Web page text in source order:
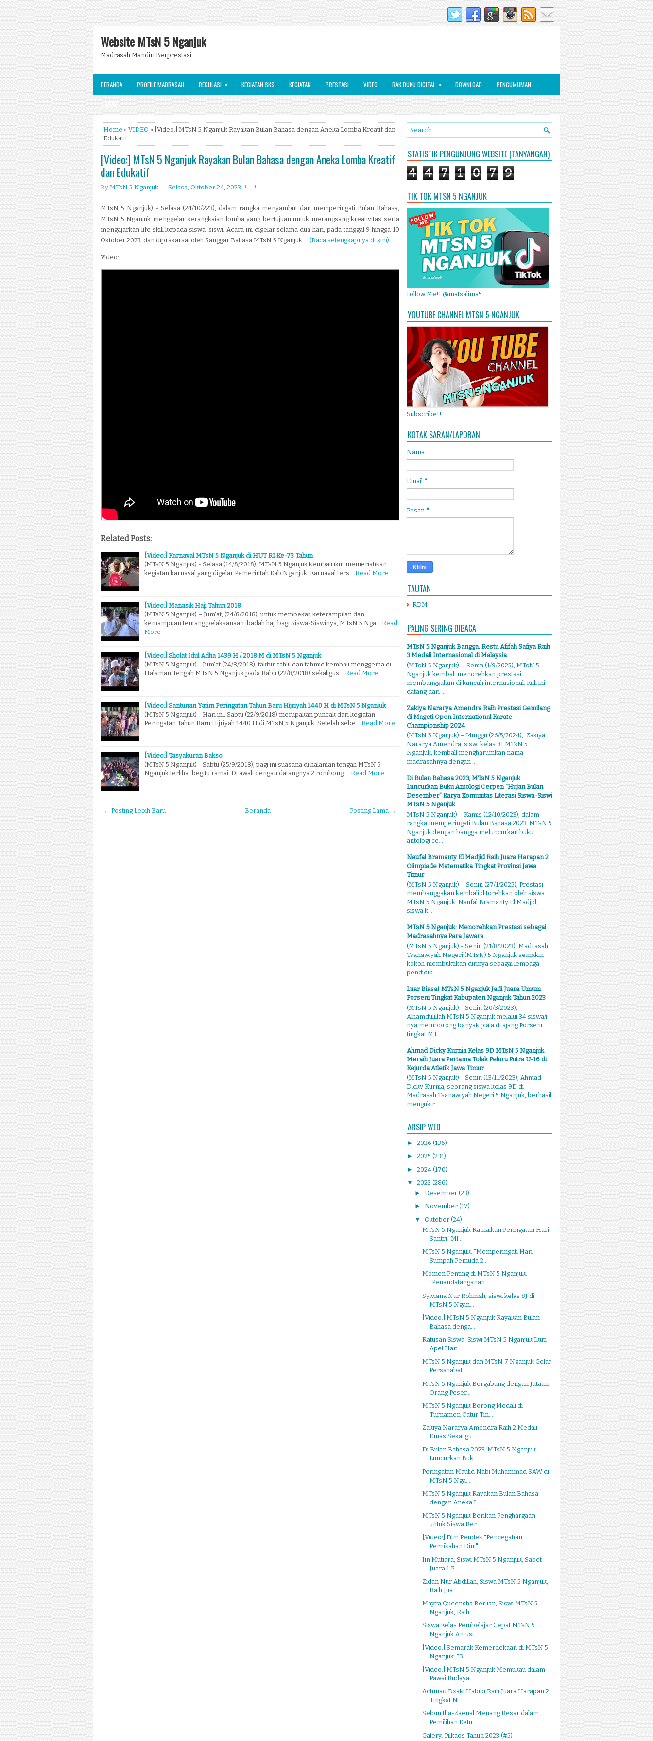
Website MTsN 5 Nganjuk
Madrasah Mandiri Berprestasi
BERANDA PROFILE MADRASAH REGULASI » KEGIATAN SKS KEGIATAN PRESTASI VIDEO RAK BUKU DIGITAL » DOWNLOAD PENGUMUMAN
ALUMNI
Home » VIDEO » [Video:] MTsN 5 Nganjuk Rayakan Bulan Bahasa dengan Aneka Lomba Kreatif dan
Edukatif
[Video:] MTsN 5 Nganjuk Rayakan Bulan Bahasa dengan Aneka Lomba Kreatif
dan Edukatif
By MTsN 5 Nganjuk Selasa, Oktober 24, 2023
MTsN 5 Nganjuk) - Selasa (24/10/223), dalam rangka menyambut dan memperingati Bulan Bahasa,
MTsN 5 Nganjuk menggelar serangkaian lomba yang bertujuan untuk merangsang kreativitas serta
mengajarkan life skill kepada siswa-siswi. Acara ini digelar selama dua hari, pada tanggal 9 hingga 10
Oktober 2023, dan diprakarsai oleh Sanggar Bahasa MTsN 5 Nganjuk.... (Baca selengkapnya di sini)
Video:
Related Posts:
[Video:] Karnaval MTsN 5 Nganjuk di HUT RI Ke-73 Tahun
(MTsN 5 Nganjuk) - Selasa (14/8/2018), MTsN 5 Nganjuk kembali ikut memeriahkan
kegiatan karnaval yang digelar Pemerintah Kab.Nganjuk. Karnaval ters…
Read More
[Video:] Manasik Haji Tahun 2018
(MTsN 5 Nganjuk) – Jum'at, (24/8/2018), untuk membekali keterampilan dan
kemampuan tentang pelaksanaan ibadah haji bagi Siswa-Siswinya, MTsN 5 Nga…
Read
More
[Video:] Sholat Idul Adha 1439 H / 2018 M di MTsN 5 Nganjuk
(MTsN 5 Nganjuk) - Jum'at (24/8/2018), takbir, tahlil dan tahmid kembali menggema di
Halaman Tengah MTsN 5 Nganjuk pada Rabu (22/8/2018) sekaligus…
Read More
[Video:] Santunan Yatim Peringatan Tahun Baru Hijriyah 1440 H di MTsN 5 Nganjuk
(MTsN 5 Nganjuk) - Hari ini, Sabtu (22/9/2018) merupakan puncak dari kegiatan
Peringatan Tahun Baru Hijriyah 1440 H di MTsN 5 Nganjuk. Setelah sebe…
Read More
[Video:] Tasyakuran Bakso
(MTsN 5 Nganjuk) - Sabtu (25/9/2018), pagi ini suasana di halaman tengah MTsN 5
Nganjuk terlihat begitu ramai. Di awali dengan datangnya 2 rombong …
Read More
← Posting Lebih Baru Posting Lama →
Beranda
STATISTIK PENGUNJUNG WEBSITE (TANYANGAN)
4 4 7 1 0 7 9
TIK TOK MTSN 5 NGANJUK
Follow Me!! @matsalima5
YOUTUBE CHANNEL MTSN 5 NGANJUK
Subscribe!!
KOTAK SARAN/LAPORAN
Nama
Email *
Pesan *
TAUTAN
RDM
PALING SERING DIBACA
MTsN 5 Nganjuk Bangga, Restu Afifah Safiya Raih
3 Medali Internasional di Malaysia
(MTsN 5 Nganjuk) - Senin (1/9/2025), MTsN 5
Nganjuk kembali menorehkan prestasi
membanggakan di kancah internasional. Kali ini
datang dari ...
Zakiya Nararya Amendra Raih Prestasi Gemilang
di Mageti Open International Karate
Championship 2024
(MTsN 5 Nganjuk) – Minggu (26/5/2024), Zakiya
Nararya Amendra, siswi kelas 8I MTsN 5
Nganjuk, kembali mengharumkan nama
madrasahnya dengan ...
Di Bulan Bahasa 2023, MTsN 5 Nganjuk
Luncurkan Buku Antologi Cerpen "Hujan Bulan
Desember" Karya Komunitas Literasi Siswa-Siswi
MTsN 5 Nganjuk
MTsN 5 Nganjuk) – Kamis (12/10/2023), dalam
rangka memperingati Bulan Bahasa 2023, MTsN 5
Nganjuk dengan bangga meluncurkan buku
antologi ce...
Naufal Bramanty El Madjid Raih Juara Harapan 2
Olimpiade Matematika Tingkat Provinsi Jawa
Timur
(MTsN 5 Nganjuk) – Senin (27/1/2025), Prestasi
membanggakan kembali ditorehkan oleh siswa
MTsN 5 Nganjuk. Naufal Bramanty El Madjid,
siswa k...
MTsN 5 Nganjuk: Menorehkan Prestasi sebagai
Madrasahnya Para Jawara
(MTsN 5 Nganjuk) - Senin (21/8/2023), Madrasah
Tsanawiyah Negeri (MTsN) 5 Nganjuk semakin
kokoh membuktikan dirinya sebagai lembaga
pendidik...
Luar Biasa! MTsN 5 Nganjuk Jadi Juara Umum
Porseni Tingkat Kabupaten Nganjuk Tahun 2023
(MTsN 5 Nganjuk) - Senin (20/3/2023),
Alhamdulillah MTsN 5 Nganjuk melalui 34 siswa/i
nya memborong banyak piala di ajang Porseni
tingkat MT...
Ahmad Dicky Kurnia Kelas 9D MTsN 5 Nganjuk
Meraih Juara Pertama Tolak Peluru Putra U-16 di
Kejurda Atletik Jawa Timur
(MTsN 5 Nganjuk) - Senin (13/11/2023), Ahmad
Dicky Kurnia, seorang siswa kelas 9D di
Madrasah Tsanawiyah Negeri 5 Nganjuk, berhasil
mengukir...
ARSIP WEB
► 2026 (136)
► 2025 (231)
► 2024 (170)
▼ 2023 (286)
► Desember (23)
► November (17)
▼ Oktober (24)
MTsN 5 Nganjuk Ramaikan Peringatan Hari
Santri "Ml...
MTsN 5 Nganjuk: "Memperingati Hari
Sumpah Pemuda 2...
Momen Penting di MTsN 5 Nganjuk:
"Penandatanganan ...
Sylviana Nur Rohmah, siswi kelas 8J di
MTsN 5 Ngan...
[Video:] MTsN 5 Nganjuk Rayakan Bulan
Bahasa denga...
Ratusan Siswa-Siswi MTsN 5 Nganjuk Ikuti
Apel Hari...
MTsN 5 Nganjuk dan MTsN 7 Nganjuk Gelar
Persahabat...
MTsN 5 Nganjuk Bergabung dengan Jutaan
Orang Peser...
MTsN 5 Nganjuk Borong Medali di
Turnamen Catur Tin...
Zakiya Nararya Amendra Raih 2 Medali
Emas Sekaligu...
Di Bulan Bahasa 2023, MTsN 5 Nganjuk
Luncurkan Buk...
Peringatan Maulid Nabi Muhammad SAW di
MTsN 5 Nga...
MTsN 5 Nganjuk Rayakan Bulan Bahasa
dengan Aneka L...
MTsN 5 Nganjuk Berikan Penghargaan
untuk Siswa Ber...
[Video:] Film Pendek "Pencegahan
Pernikahan Dini" ...
Iin Mutiara, Siswi MTsN 5 Nganjuk, Sabet
Juara 1 P...
Zidan Nur Abdillah, Siswa MTsN 5 Nganjuk,
Raih Jua...
Mayra Queensha Berlian, Siswi MTsN 5
Nganjuk, Raih...
Siswa Kelas Pembelajar Cepat MTsN 5
Nganjuk Antusi...
[Video:] Semarak Kemerdekaan di MTsN 5
Nganjuk: "S...
[Video:] MTsN 5 Nganjuk Memukau dalam
Pawai Budaya...
Achmad Dzaki Habibi Raih Juara Harapan 2
Tingkat N...
Selomitha-Zaenal Menang Besar dalam
Pemilihan Ketu...
Galery: Pilkaos Tahun 2023 (#5)